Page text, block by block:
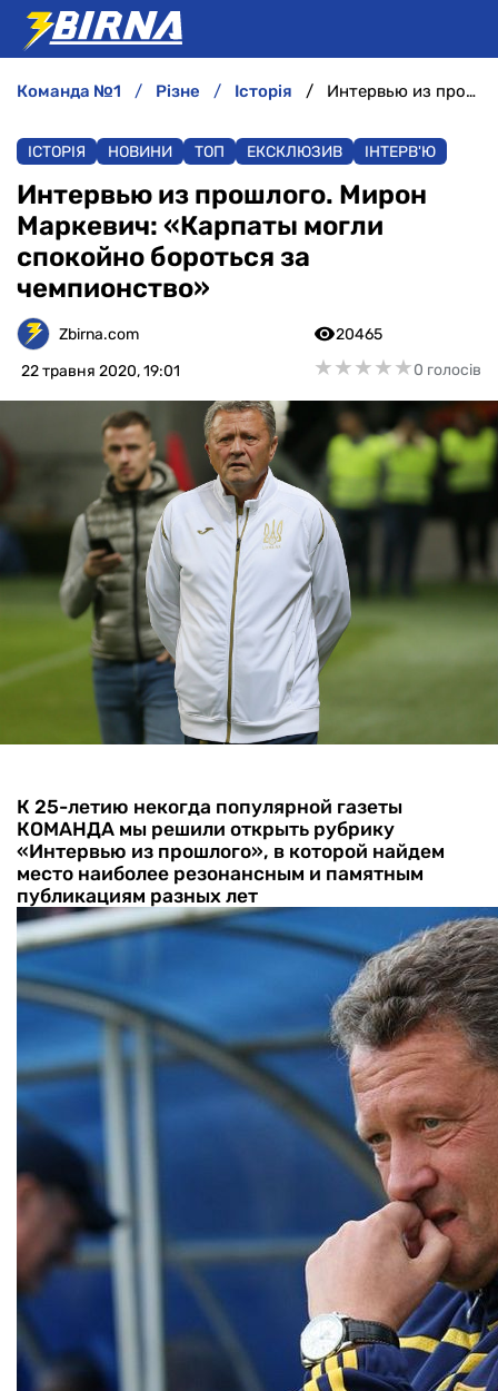
АНАЛІТИКА
ІНТЕРВ'Ю
РІЗНЕ
БУКМЕКЕРИ
команда №1 різне історія Интервью из прошлого. Мирон Маркевич: «Карпаты могли спокойно бороться за чемпионство»
ІСТОРІЯ НОВИНИ ТОП ЕКСКЛЮЗИВ ІНТЕРВ'Ю
Интервью из прошлого. Мирон
Маркевич: «Карпаты могли
спокойно бороться за
чемпионство»
Zbirna.com
22 травня 2020, 19:01
20465
★★★★★
★★★★★0 голосів
К 25-летию некогда популярной газеты
КОМАНДА мы решили открыть рубрику
«Интервью из прошлого», в которой найдем
место наиболее резонансным и памятным
публикациям разных лет